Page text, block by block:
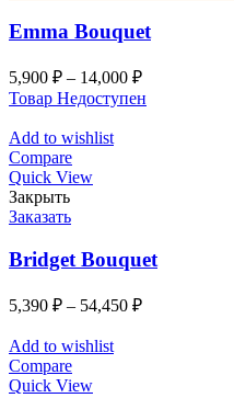
Emma Bouquet
5,900 ₽ – 14,000 ₽
Товар Недоступен
Add to wishlist
Compare
Quick View
Закрыть
Заказать
Bridget Bouquet
5,390 ₽ – 54,450 ₽
Add to wishlist
Compare
Quick View